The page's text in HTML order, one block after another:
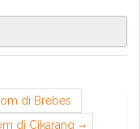
di Brebes
di Cikarang